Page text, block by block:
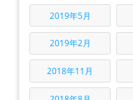
2019年5月
2019年2月
2018年11月